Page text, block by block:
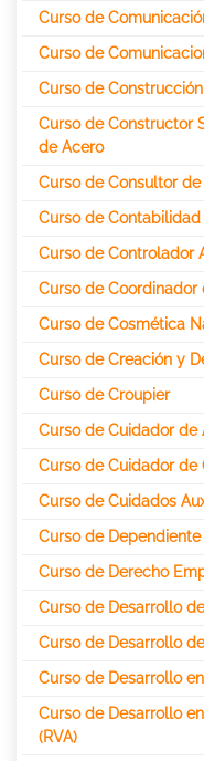
Curso de
Curso de
Curso de Construcción
Curso de Constructor
de Acero
Curso de Consultor de
Curso de Contabilidad
Curso de Controlador
Curso de
Curso de Cosmética
Curso de Creación y
Curso de Croupier
Curso de Cuidador
Curso de Cuidador de
Curso de Cuidados
Curso de
Curso de Derecho
Curso de Desarrollo
Curso de Desarrollo
Curso de Desarrollo
Curso de Desarrollo
(RVA)